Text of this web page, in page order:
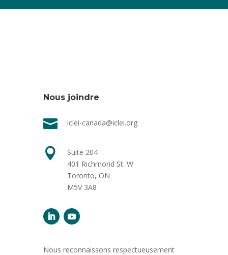
Nous joindre
 iclei-canada@iclei.org

Suite 204
401 Richmond St. W
Toronto, ON
M5V 3A8
Nous reconnaissons respectueusement